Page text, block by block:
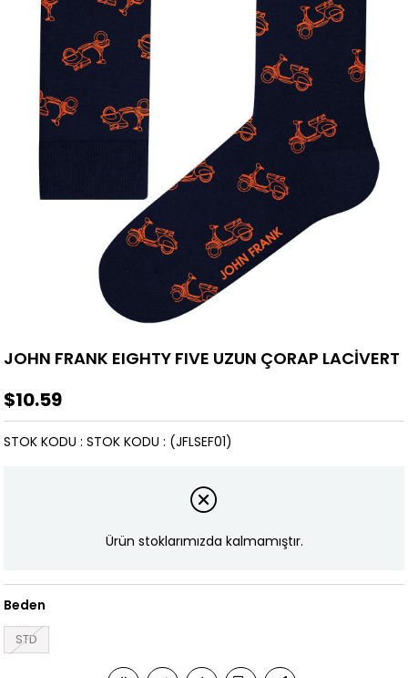
JOHN FRANK EIGHTY FIVE UZUN ÇORAP LACİVERT
$10.59
(JFLSEF01)
STOK KODU STOK KODU
Ürün stoklarımızda kalmamıştır.
Beden
STD